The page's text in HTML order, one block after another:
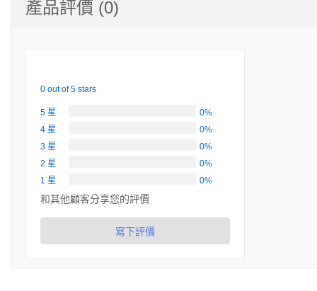
產品評價 (0)
0 out of 5 stars
5 星
0%
4 星
0%
3 星
0%
2 星
0%
1 星
0%
和其他顧客分享您的評價
寫下評價